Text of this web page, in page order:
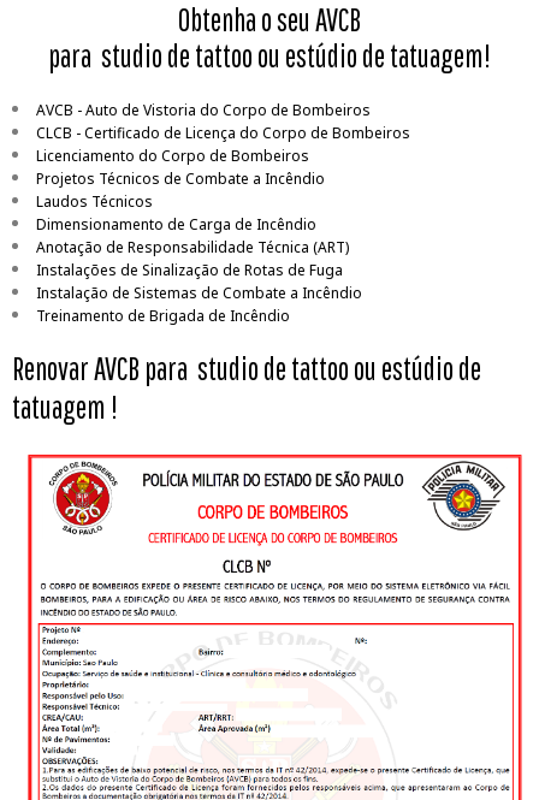
Obtenha o seu AVCB
para studio de tattoo ou estúdio de tatuagem!
AVCB - Auto de Vistoria do Corpo de Bombeiros
CLCB - Certificado de Licença do Corpo de Bombeiros
Licenciamento do Corpo de Bombeiros
Projetos Técnicos de Combate a Incêndio
Laudos Técnicos
Dimensionamento de Carga de Incêndio
Anotação de Responsabilidade Técnica (ART)
Instalações de Sinalização de Rotas de Fuga
Instalação de Sistemas de Combate a Incêndio
Treinamento de Brigada de Incêndio
Renovar AVCB para studio de tattoo ou estúdio de
tatuagem !